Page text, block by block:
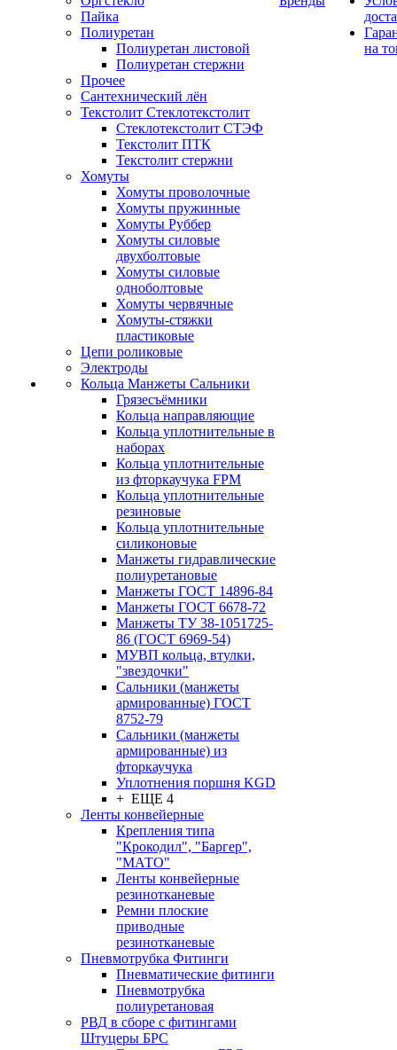
Пайка
Полиуретан
Полиуретан листовой
Полиуретан стержни
Прочее
Сантехнический лён
Текстолит Стеклотекстолит
Стеклотекстолит СТЭФ
Текстолит ПТК
Текстолит стержни
Хомуты
Хомуты проволочные
Хомуты пружинные
Хомуты Руббер
Хомуты силовые
двухболтовые
Хомуты силовые
одноболтовые
Хомуты червячные
Хомуты-стяжки
пластиковые
Цепи роликовые
Электроды
Кольца Манжеты Сальники
Грязесъёмники
Кольца направляющие
Кольца уплотнительные в
наборах
Кольца уплотнительные
из фторкаучука FPM
Кольца уплотнительные
резиновые
Кольца уплотнительные
силиконовые
Манжеты гидравлические
полиуретановые
Манжеты ГОСТ 14896-84
Манжеты ГОСТ 6678-72
Манжеты ТУ 38-1051725-
86 (ГОСТ 6969-54)
МУВП кольца, втулки,
"звездочки"
Сальники (манжеты
армированные) ГОСТ
8752-79
Сальники (манжеты
армированные) из
фторкаучука
Уплотнения поршня KGD
+ ЕЩЕ 4
Ленты конвейерные
Крепления типа
"Крокодил", "Баргер",
"МАТО"
Ленты конвейерные
резинотканевые
Ремни плоские
приводные
резинотканевые
Пневмотрубка Фитинги
Пневматические фитинги
Пневмотрубка
полиуретановая
РВД в сборе с фитингами
Штуцеры БРС
на